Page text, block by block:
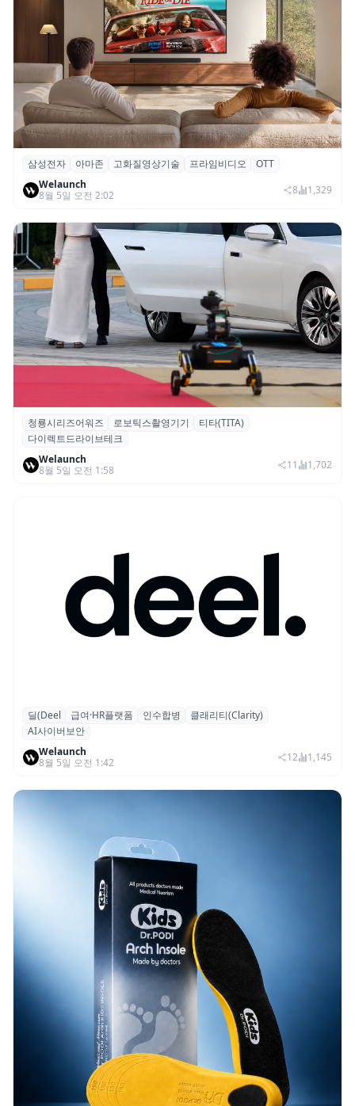
삼성전자·아마존, 프라임 비디오에 ‘HDR10+
어드밴스드’ 적용
삼성전자 아마존 고화질영상기술 프라임비디오
OTT
Welaunch
8월 5일 오전 2:02
8 1,329
청룡시리즈어워즈 레드카펫에 등장한 바퀴
형 이족 보행 로봇 ‘티타(TITA)’
청룡시리즈어워즈 로보틱스촬영기기
티타(TITA)
다이렉트드라이브테크
Welaunch
8월 5일 오전 1:58
11 1,702
글로벌 HR 플랫폼 딜(Deel), ARR 15억 달러
돌파…AI 보안 역량 강화
딜(Deel 급여·HR플랫폼 인수합병
클래리티(Clarity)
AI사이버보안
Welaunch
8월 5일 오전 1:42
12 1,145